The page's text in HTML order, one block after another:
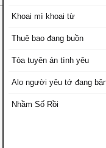
Khoai mì khoai từ
Thuê bao đang buồn
Tòa tuyên án tình yêu
Alo người yêu tớ đang
Nhầm Số Rồi